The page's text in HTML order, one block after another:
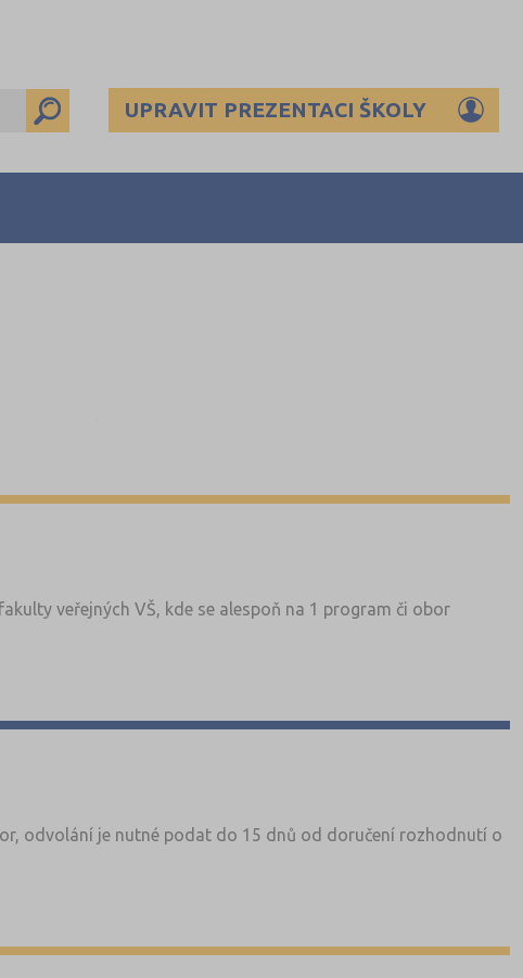
UPRAVIT PREZENTACI ŠKOLY
veřejných VŠ, kde se alespoň na 1 program či obor
odvolání je nutné podat do 15 dnů od doručení rozhodnutí o